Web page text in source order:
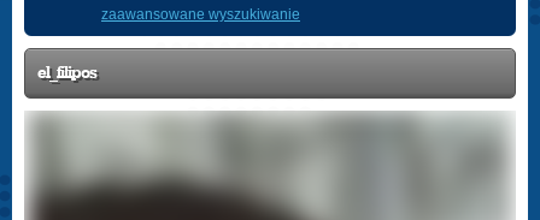
zaawansowane wyszukiwanie
el_filipos